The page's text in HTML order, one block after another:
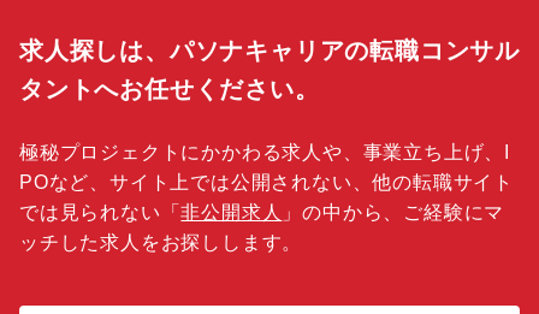
求人探しは、パソナキャリアの転職コンサル
タントへお任せください。
極秘プロジェクトにかかわる求人や、事業立ち上げ、I
POなど、サイト上では公開されない、他の転職サイト
では見られない「非公開求人 」の中から、ご経験にマ
ッチした求人をお探しします。